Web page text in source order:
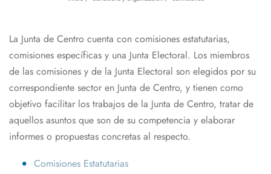
navegación
La Junta de Centro cuenta con comisiones estatutarias,
comisiones específicas y una Junta Electoral. Los miembros
de las comisiones y de la Junta Electoral son elegidos por su
correspondiente sector en Junta de Centro, y tienen como
objetivo facilitar los trabajos de la Junta de Centro, tratar de
aquellos asuntos que son de su competencia y elaborar
informes o propuestas concretas al respecto.
Comisiones Estatutarias